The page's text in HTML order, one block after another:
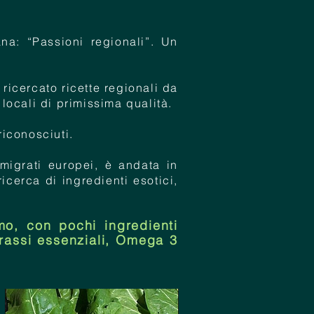
“Passioni regionali”. Un
ricette regionali da
di primissima qualità.
europei, è andata in
di ingredienti esotici,
con pochi ingredienti
essenziali, Omega 3